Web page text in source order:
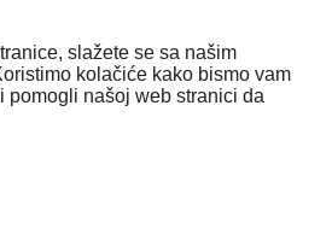
slažete se sa našim
kolačiće kako bismo vam
pomogli našoj web stranici da